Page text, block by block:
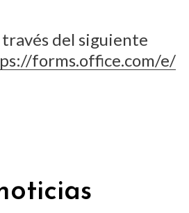
del siguiente
forms.office.com/e/